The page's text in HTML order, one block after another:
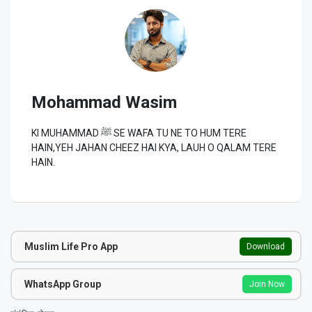
Mohammad Wasim
KI MUHAMMAD ﷺ SE WAFA TU NE TO HUM TERE
HAIN,YEH JAHAN CHEEZ HAI KYA, LAUH O QALAM TERE
HAIN.
Muslim Life Pro App Download
WhatsApp Group Join Now